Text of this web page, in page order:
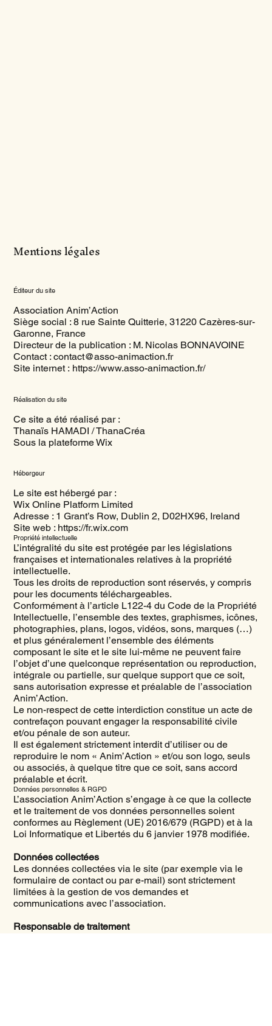
Mentions légales
Éditeur du site
Association Anim’Action
Siège social : 8 rue Sainte Quitterie, 31220 Cazères-sur-
Garonne, France
Directeur de la publication : M. Nicolas BONNAVOINE
Contact : contact@asso-animaction.fr
Site internet : https://www.asso-animaction.fr/
Réalisation du site
Ce site a été réalisé par :
Thanaïs HAMADI / ThanaCréa
Sous la plateforme Wix
Hébergeur
Le site est hébergé par :
Wix Online Platform Limited
Adresse : 1 Grant’s Row, Dublin 2, D02HX96, Ireland
Site web : https://fr.wix.com
Propriété intellectuelle
L’intégralité du site est protégée par les législations
françaises et internationales relatives à la propriété
intellectuelle.
Tous les droits de reproduction sont réservés, y compris
pour les documents téléchargeables.
Conformément à l’article L122-4 du Code de la Propriété
Intellectuelle, l’ensemble des textes, graphismes, icônes,
photographies, plans, logos, vidéos, sons, marques (…)
et plus généralement l’ensemble des éléments
composant le site et le site lui-même ne peuvent faire
l’objet d’une quelconque représentation ou reproduction,
intégrale ou partielle, sur quelque support que ce soit,
sans autorisation expresse et préalable de l’association
Anim’Action.
Le non-respect de cette interdiction constitue un acte de
contrefaçon pouvant engager la responsabilité civile
et/ou pénale de son auteur.
Il est également strictement interdit d’utiliser ou de
reproduire le nom « Anim’Action » et/ou son logo, seuls
ou associés, à quelque titre que ce soit, sans accord
préalable et écrit.
Données personnelles & RGPD
L’association Anim’Action s’engage à ce que la collecte
et le traitement de vos données personnelles soient
conformes au Règlement (UE) 2016/679 (RGPD) et à la
Loi Informatique et Libertés du 6 janvier 1978 modifiée.
Données collectées
Les données collectées via le site (par exemple via le
formulaire de contact ou par e-mail) sont strictement
limitées à la gestion de vos demandes et
communications avec l’association.
Responsable de traitement